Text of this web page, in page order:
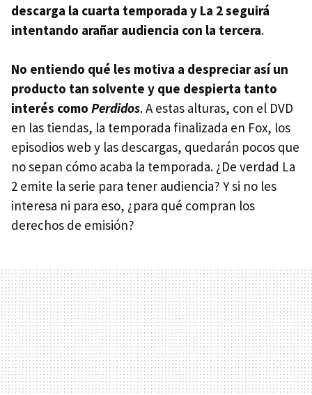
descarga la cuarta temporada y La 2 seguirá
intentando arañar audiencia con la tercera.
No entiendo qué les motiva a despreciar así un
producto tan solvente y que despierta tanto
interés como Perdidos. A estas alturas, con el DVD
en las tiendas, la temporada finalizada en Fox, los
episodios web y las descargas, quedarán pocos que
no sepan cómo acaba la temporada. ¿De verdad La
2 emite la serie para tener audiencia? Y si no les
interesa ni para eso, ¿para qué compran los
derechos de emisión?